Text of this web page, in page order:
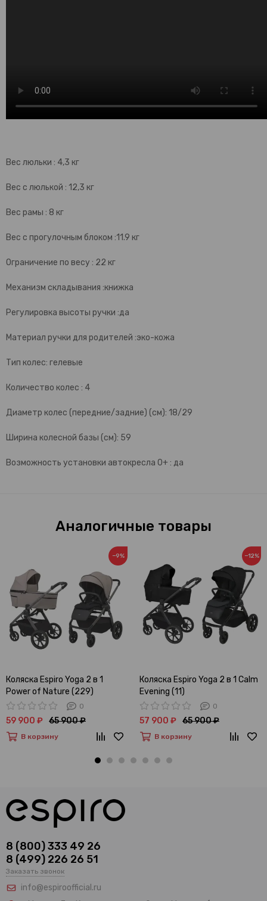
Вес люльки : 4,3 кг
Вес с люлькой : 12,3 кг
Вес рамы : 8 кг
Вес с прогулочным блоком :11.9 кг
Ограничение по весу : 22 кг
Механизм складывания :книжка
Регулировка высоты ручки :да
Материал ручки для родителей :эко-кожа
Тип колес: гелевые
Количество колес : 4
Диаметр колес (передние/задние) (см): 18/29
Ширина колесной базы (см): 59
Возможность установки автокресла 0+ : да
Аналогичные товары
−9%
Коляска Espiro Yoga 2 в 1
Power of Nature (229)
0
59 900 ₽ 65 900 ₽
В корзину
−12%
Коляска Espiro Yoga 2 в 1 Calm
Evening (11)
0
57 900 ₽ 65 900 ₽
В корзину
8 (800) 333 49 26
8 (499) 226 26 51
Заказать звонок
info@espiroofficial.ru